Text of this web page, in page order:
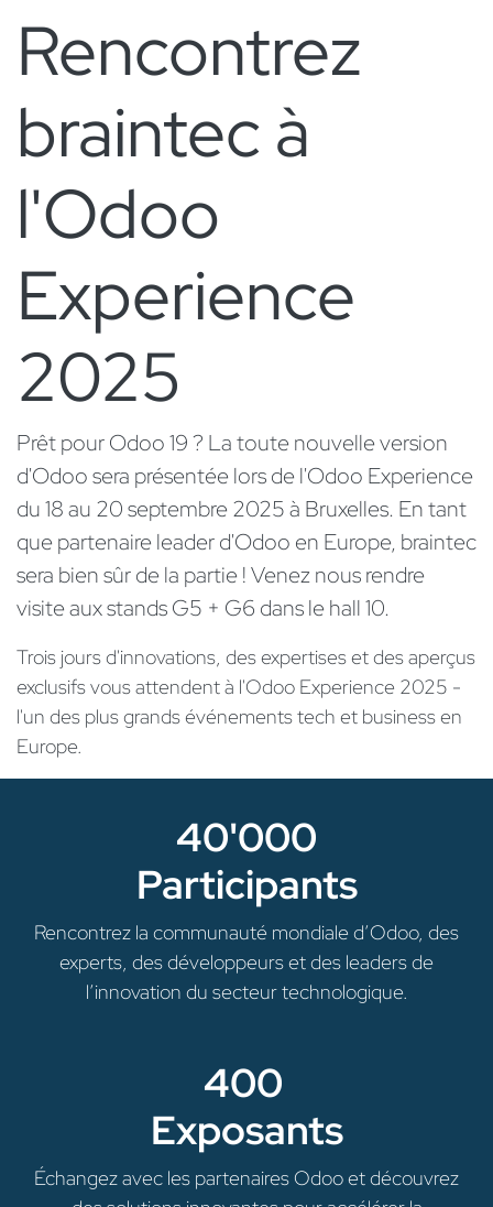
Rencontrez
braintec à
l'Odoo
Experience
2025
Prêt pour Odoo 19 ? La toute nouvelle version
d'Odoo sera présentée lors de l'Odoo Experience
du 18 au 20 septembre 2025 à Bruxelles. En tant
que partenaire leader d'Odoo en Europe, braintec
sera bien sûr de la partie ! Venez nous rendre
visite aux stands G5 + G6 dans le hall 10.
Trois jours d'innovations, des expertises et des aperçus
exclusifs vous attendent à l'Odoo Experience 2025 -
l'un des plus grands événements tech et business en
Europe.
40'000
Participants
Rencontrez la communauté mondiale d’Odoo, des
experts, des développeurs et des leaders de
l’innovation du secteur technologique.
400
Exposants
Échangez avec les partenaires Odoo et découvrez